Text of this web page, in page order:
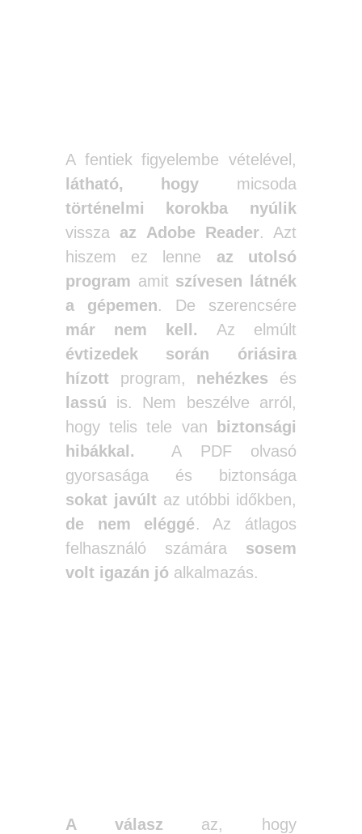
A fentiek figyelembe vételével,
látható, hogy micsoda
történelmi korokba
nyúlik
vissza az Adobe Reader. Azt
hiszem ez lenne az utolsó
program amit szívesen látnék
a gépemen. De szerencsére
már nem kell.
Az elmúlt
évtizedek során óriásira
hízottprogram, nehézkes és
lassú is. Nem beszélve arról,
hogy telis tele van
biztonsági
hibákkal. A PDF olvasó
gyorsasága és biztonsága
sokat javúltaz utóbbi időkben,
de nem eléggé. Az átlagos
felhasználó számára sosem
volt igazán jóalkalmazás.
A válasz az, hogy